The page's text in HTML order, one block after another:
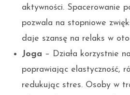
aktywności. Spacerowanie
pozwala na stopniowe
daje szansę na relaks w
Joga – Działa korzystnie
poprawiając elastyczność,
redukując stres. Osoby w